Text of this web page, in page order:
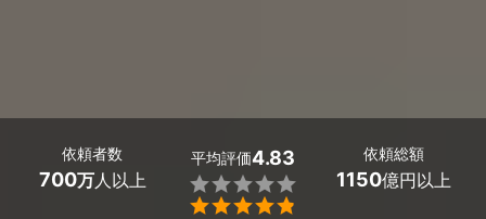
依頼者数
700万人以上
平均評価4.83


依頼総額
1150億円以上